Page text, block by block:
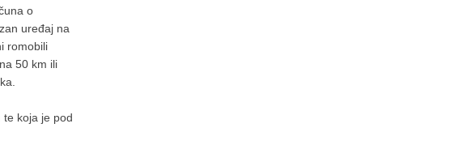
o
uređaj na
romobili
50 km ili
te koja je pod